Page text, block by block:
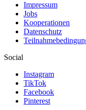
Impressum
Jobs
Kooperationen
Datenschutz
Social
Instagram
TikTok
Facebook
Pinterest